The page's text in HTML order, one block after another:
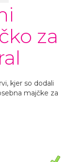
za
kjer so dodali
majčke za